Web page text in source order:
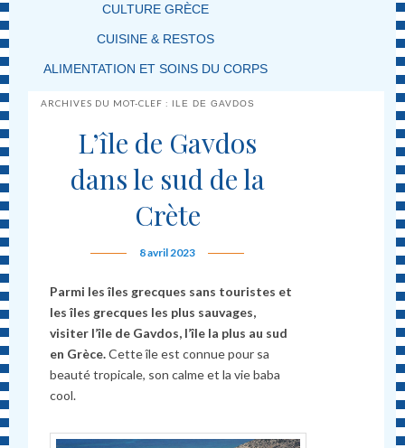
CULTURE GRÈCE
CUISINE & RESTOS
ALIMENTATION ET SOINS DU CORPS
ARCHIVES DU MOT-CLEF : ILE DE GAVDOS
L’île de Gavdos
dans le sud de la
Crète
8 avril 2023
Parmi les îles grecques sans touristes et
les îles grecques les plus sauvages,
visiter l’île de Gavdos, l’île la plus au sud
en Grèce.Cette île est connue pour sa
beauté tropicale, son calme et la vie baba
cool.